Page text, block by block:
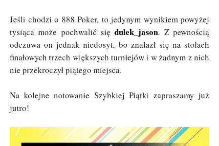
Jeśli chodzi o 888 Poker, to jedynym wynikiem powyżej
tysiąca może pochwalić siędulek_jason. Z pewnością
odczuwa on jednak niedosyt, bo znalazł się na stołach
finałowych trzech większych turniejów i w żadnym z nich
nie przekroczył piątego miejsca.
Na kolejne notowanie Szybkiej Piątki zapraszamy już
jutro!